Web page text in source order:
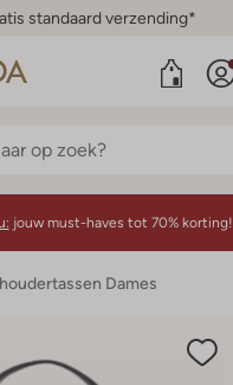
standaard verzending*
jouw must-haves tot 70% korting!
Dames